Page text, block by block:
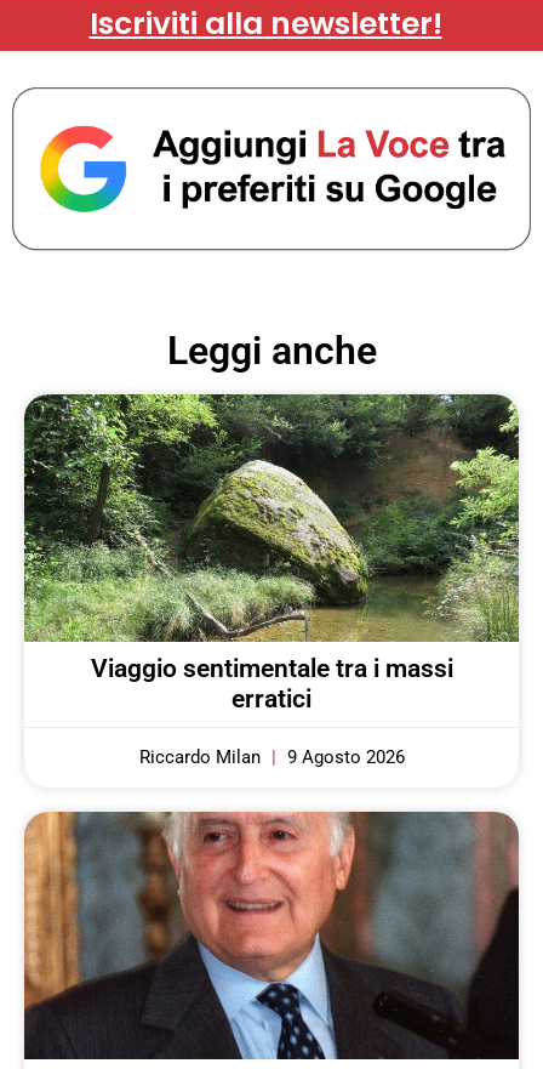
Iscriviti alla newsletter!
Leggi anche
Viaggio sentimentale tra i massi
erratici
Riccardo Milan 9 Agosto 2026